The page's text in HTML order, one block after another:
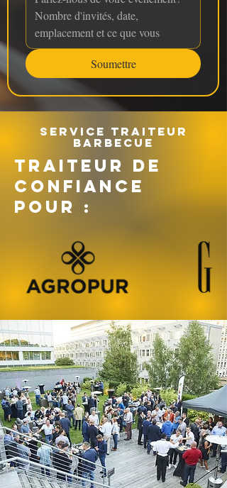
Soumettre
Service traiteur
barbecue
TRAITEUR DE
CONFIANCE
POUR :